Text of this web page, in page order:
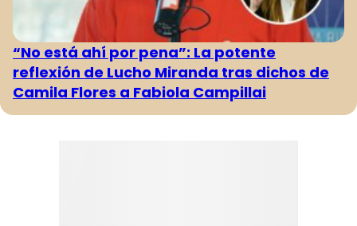
“No está ahí por pena”: La potente
reflexión de Lucho Miranda tras dichos de
Camila Flores a Fabiola Campillai